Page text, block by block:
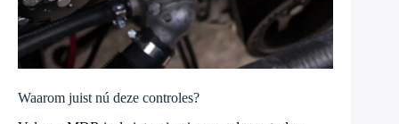
Waarom juist nú deze controles?